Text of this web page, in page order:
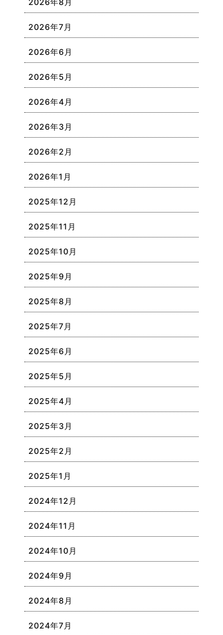
2026年7月
2026年6月
2026年5月
2026年4月
2026年3月
2026年2月
2026年1月
2025年12月
2025年11月
2025年10月
2025年9月
2025年8月
2025年7月
2025年6月
2025年5月
2025年4月
2025年3月
2025年2月
2025年1月
2024年12月
2024年11月
2024年10月
2024年9月
2024年8月
2024年7月